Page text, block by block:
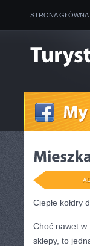
STRONA GŁÓWNA
Ciepłe kołdry
Choć nawet w
sklepy, to